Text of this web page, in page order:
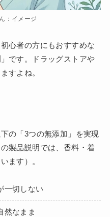
：イメージ
心者の方にもおすすめな
」です。ドラッグストアや
すよね。
の「3つの無添加」を実現
製品説明では、香料・着
ます）。
一切しない
然なまま